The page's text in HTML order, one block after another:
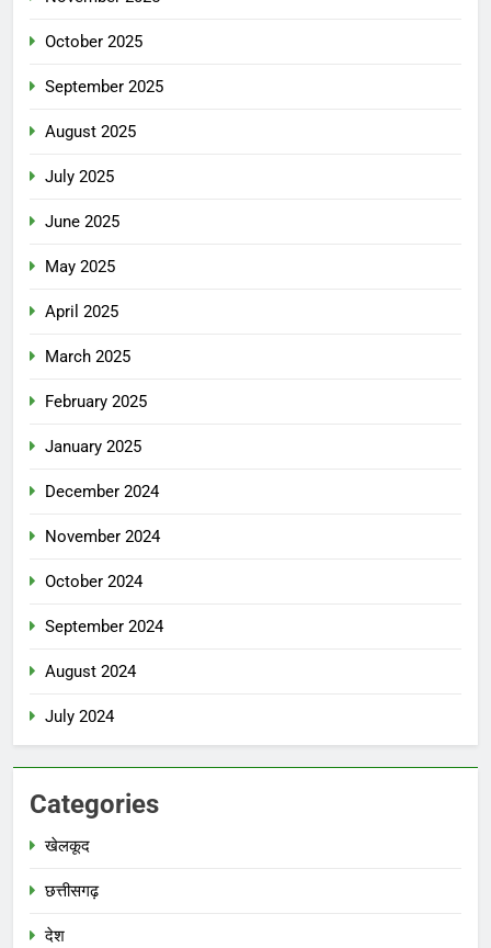
October 2025
September 2025
August 2025
July 2025
June 2025
May 2025
April 2025
March 2025
February 2025
January 2025
December 2024
November 2024
October 2024
September 2024
August 2024
July 2024
Categories
खेलकूद
छत्तीसगढ़
देश